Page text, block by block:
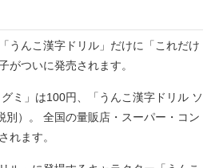
うんこ漢字ドリル」だけに「これだけ
がついに発売されます。
ミ」は100円、「うんこ漢字ドリル ソ
別）。 全国の量販店・スーパー・コン
れます。